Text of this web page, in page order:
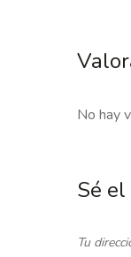
No hay
Sé
Tu